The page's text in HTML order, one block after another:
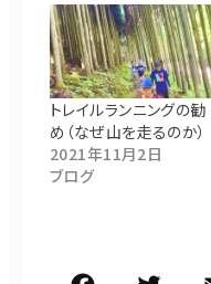
トレイルランニングの勧
め（なぜ山を走るのか）
2021年11月2日
ブログ